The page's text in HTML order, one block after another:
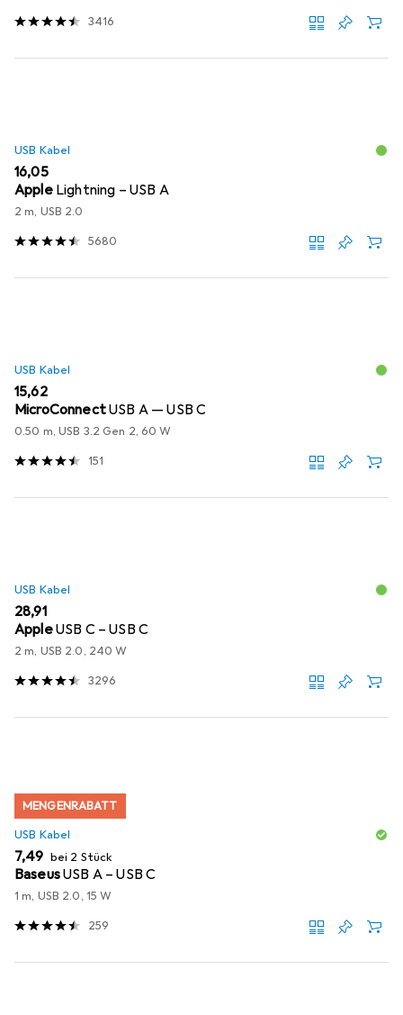
3416
USB Kabel
EUR
16,05
Apple Lightning – USB A
2 m, USB 2.0
5680
USB Kabel
EUR
15,62
MicroConnectUSB A — USB C
0.50 m, USB 3.2 Gen 2, 60 W
151
USB Kabel
EUR
28,91
AppleUSB C – USB C
2 m, USB 2.0, 240 W
3296
MENGENRABATT
USB Kabel
EUR
7,49 bei 2 Stück
BaseusUSB A – USB C
1 m, USB 2.0, 15 W
259